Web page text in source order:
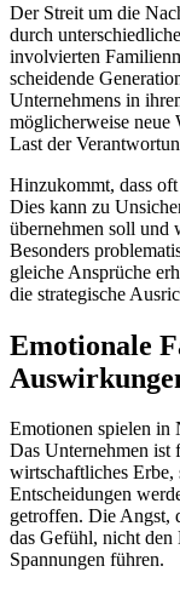
Der Streit um die
durch
involvierten
scheidende
Unternehmens in
möglicherweise neue
Last der
Hinzukommt, dass
Dies kann zu
übernehmen soll und
Besonders
gleiche Ansprüche
die strategische
Emotionale
Emotionen spielen in
Das Unternehmen
wirtschaftliches Erbe,
Entscheidungen
getroffen. Die Angst,
das Gefühl, nicht den
Spannungen führen.